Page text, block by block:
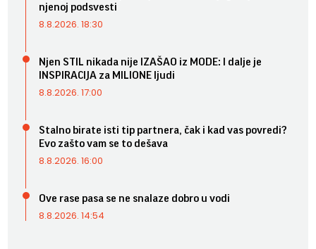
njenoj podsvesti
8.8.2026. 18:30
Njen STIL nikada nije IZAŠAO iz MODE: I dalje je
INSPIRACIJA za MILIONE ljudi
8.8.2026. 17:00
Stalno birate isti tip partnera, čak i kad vas povredi?
Evo zašto vam se to dešava
8.8.2026. 16:00
Ove rase pasa se ne snalaze dobro u vodi
8.8.2026. 14:54